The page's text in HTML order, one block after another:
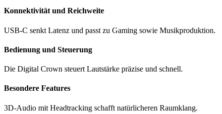
Konnektivität und Reichweite
USB-C senkt Latenz und passt zu Gaming sowie Musikproduktion.
Bedienung und Steuerung
Die Digital Crown steuert Lautstärke präzise und schnell.
Besondere Features
3D-Audio mit Headtracking schafft natürlicheren Raumklang.